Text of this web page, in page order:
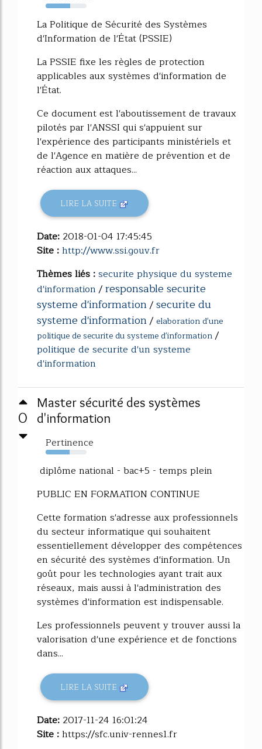
60%
La Politique de Sécurité des Systèmes
d'Information de l'État (PSSIE)
La PSSIE fixe les règles de protection
applicables aux systèmes d'information de
l'État.
Ce document est l'aboutissement de travaux
pilotés par l'ANSSI qui s'appuient sur
l'expérience des participants ministériels et
de l'Agence en matière de prévention et de
réaction aux attaques...
LIRE LA SUITE
Date: 2018-01-04 17:45:45
Site :http://www.ssi.gouv.fr
Thèmes liés :securite physique du systeme
d'information/responsable securite
systeme d'information/securite du
systeme d'information/ elaboration d'une
politique de securite du systeme d'information/
politique de securite d'un systeme
d'information
0
Master sécurité des systèmes
d'information
Pertinence
59%
diplôme national - bac+5 - temps plein
PUBLIC EN FORMATION CONTINUE
Cette formation s'adresse aux professionnels
du secteur informatique qui souhaitent
essentiellement développer des compétences
en sécurité des systèmes d'information. Un
goût pour les technologies ayant trait aux
réseaux, mais aussi à l'administration des
systèmes d'information est indispensable.
Les professionnels peuvent y trouver aussi la
valorisation d'une expérience et de fonctions
dans...
LIRE LA SUITE
Date: 2017-11-24 16:01:24
Site :https://sfc.univ-rennes1.fr